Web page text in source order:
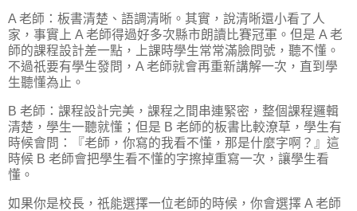
A 老師：板書清楚、語調清晰。其實，說清晰還小看了人
家，事實上 A 老師得過好多次縣市朗讀比賽冠軍。但是 A 老
師的課程設計差一點，上課時學生常常滿臉問號，聽不懂。
不過祇要有學生發問，A 老師就會再重新講解一次，直到學
生聽懂為止。
B 老師：課程設計完美，課程之間串連緊密，整個課程邏輯
清楚，學生一聽就懂；但是 B 老師的板書比較潦草，學生有
時候會問：『老師，你寫的我看不懂，那是什麼字啊？』這
時候 B 老師會把學生看不懂的字擦掉重寫一次，讓學生看
懂。
如果你是校長，祇能選擇一位老師的時候，你會選擇 A 老師